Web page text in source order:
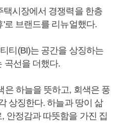
택시장에서 경쟁력을 한층
로 브랜드를 리뉴얼했다.
티(BI)는 공간을 상징하는
곡선을 더했다.
은 하늘을 뜻하고, 회색은 풍
상징한다. 하늘과 땅이 삶
안정감과 따뜻함을 가진 집